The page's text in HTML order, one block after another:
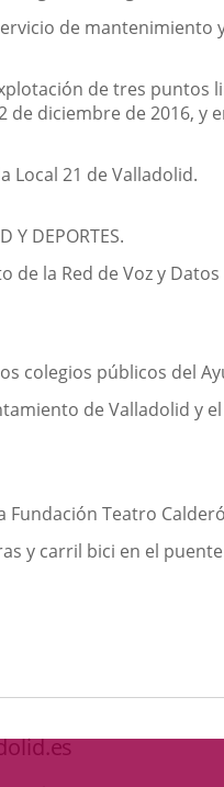
de mantenimiento
de tres puntos
diciembre de 2016, y
Local 21 de Valladolid.
Y DEPORTES.
la Red de Voz y
colegios públicos del
de Valladolid y
Teatro
y carril bici en el